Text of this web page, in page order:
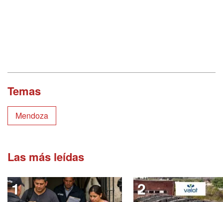
Temas
Mendoza
Las más leídas